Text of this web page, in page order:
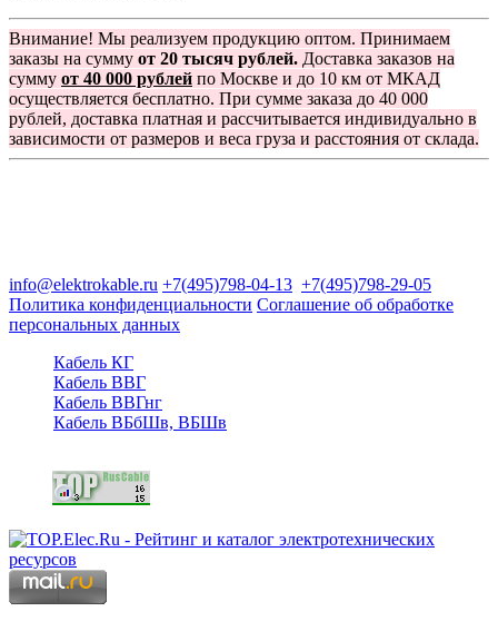
Внимание! Мы реализуем продукцию оптом. Принимаем
заказы на сумму от 20 тысяч рублей. Доставка заказов на
сумму от 40 000 рублей по Москве и до 10 км от МКАД
осуществляется бесплатно. При сумме заказа до 40 000
рублей, доставка платная и рассчитывается индивидуально в
зависимости от размеров и веса груза и расстояния от склада.
info@elektrokable.ru +7(495)798-04-13 +7(495)798-29-05
Политика конфиденциальности Соглашение об обработке
персональных данных
Кабель КГ
Кабель ВВГ
Кабель ВВГнг
Кабель ВБбШв, ВБШв